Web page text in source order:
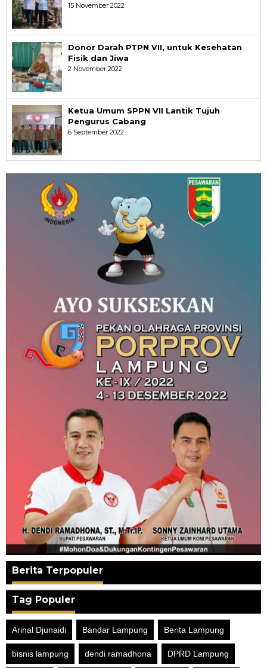
15 November 2022
Donor Darah PTPN VII, untuk Kesehatan
Fisik dan Jiwa
2 November 2022
Ketua Umum SPPN VII Lantik Tujuh
Pengurus Cabang
6 September 2022
Berita Terpopuler
Tag Populer
Arinal Djunaidi Bandar Lampung Berita Lampung
bisnis lampung dendi ramadhona DPRD Lampung